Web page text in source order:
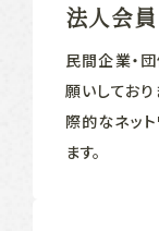
法人会
民間企業‧
願いしており
際的なネッ
ます。